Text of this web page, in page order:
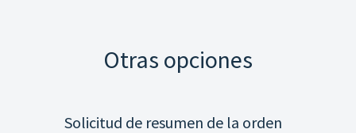
Otras opciones
Solicitud de resumen de la orden